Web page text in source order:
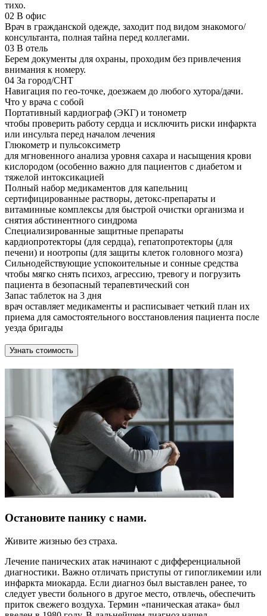
тихо.
02 В офис
Врач в гражданской одежде, заходит под видом знакомого/
консультанта, полная тайна перед коллегами.
03 В отель
Берем документы для охраны, проходим без привлечения
внимания к номеру.
04 За город/СНТ
Навигация по гео-точке, доезжаем до любого хутора/дачи.
Что у врача с собой
Портативный кардиограф (ЭКГ) и тонометр
чтобы проверить работу сердца и исключить риски инфаркта
или инсульта перед началом лечения
Глюкометр и пульсоксиметр
для мгновенного анализа уровня сахара и насыщения крови
кислородом (особенно важно для пациентов с диабетом и
тяжелой интоксикацией
Полный набор медикаментов для капельниц
сертифицированные растворы, детокс-препараты и
витаминные комплексы для быстрой очистки организма и
снятия абстинентного синдрома
Специализированные защитные препараты
кардиопротекторы (для сердца), гепатопротекторы (для
печени) и ноотропы (для защиты клеток головного мозга)
Сильнодействующие успокоительные и сонные средства
чтобы мягко снять психоз, агрессию, тревогу и погрузить
пациента в безопасный терапевтический сон
Запас таблеток на 3 дня
врач оставляет медикаменты и расписывает четкий план их
приема для самостоятельного восстановления пациента после
уезда бригады
Узнать стоимость
Остановите панику с нами.
Живите жизнью без страха.
Лечение панических атак начинают с дифференциальной
диагностики. Важно отличать приступы от гипогликемии или
инфаркта миокарда. Если диагноз был выставлен ранее, то
следует увести больного в другое место, отвлечь, обеспечить
приток свежего воздуха. Термин «паническая атака» был